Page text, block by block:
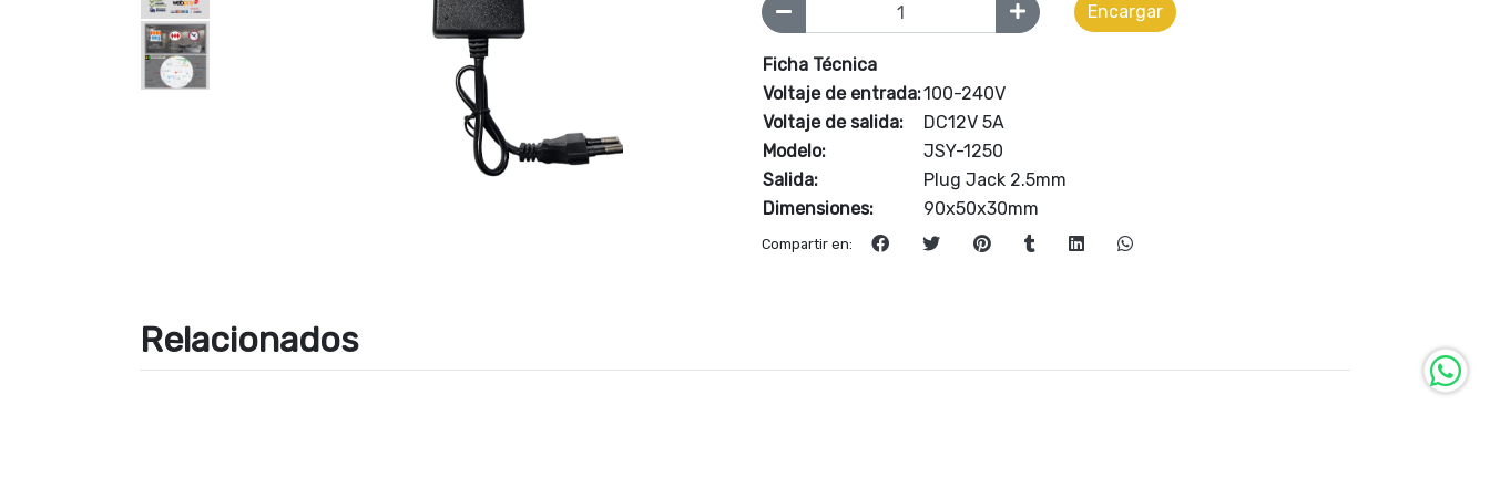
Encargar
Ficha Técnica
Voltaje de entrada:100-240V
Voltaje de salida:
DC12V 5A
Modelo:
JSY-1250
Salida:
Plug Jack 2.5mm
Dimensiones:
90x50x30mm
Compartir en:
Relacionados